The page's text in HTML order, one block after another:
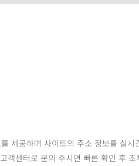
제공하며 사이트의 주소 정보를 실시
객센터로 문의 주시면 빠른 확인 후 조